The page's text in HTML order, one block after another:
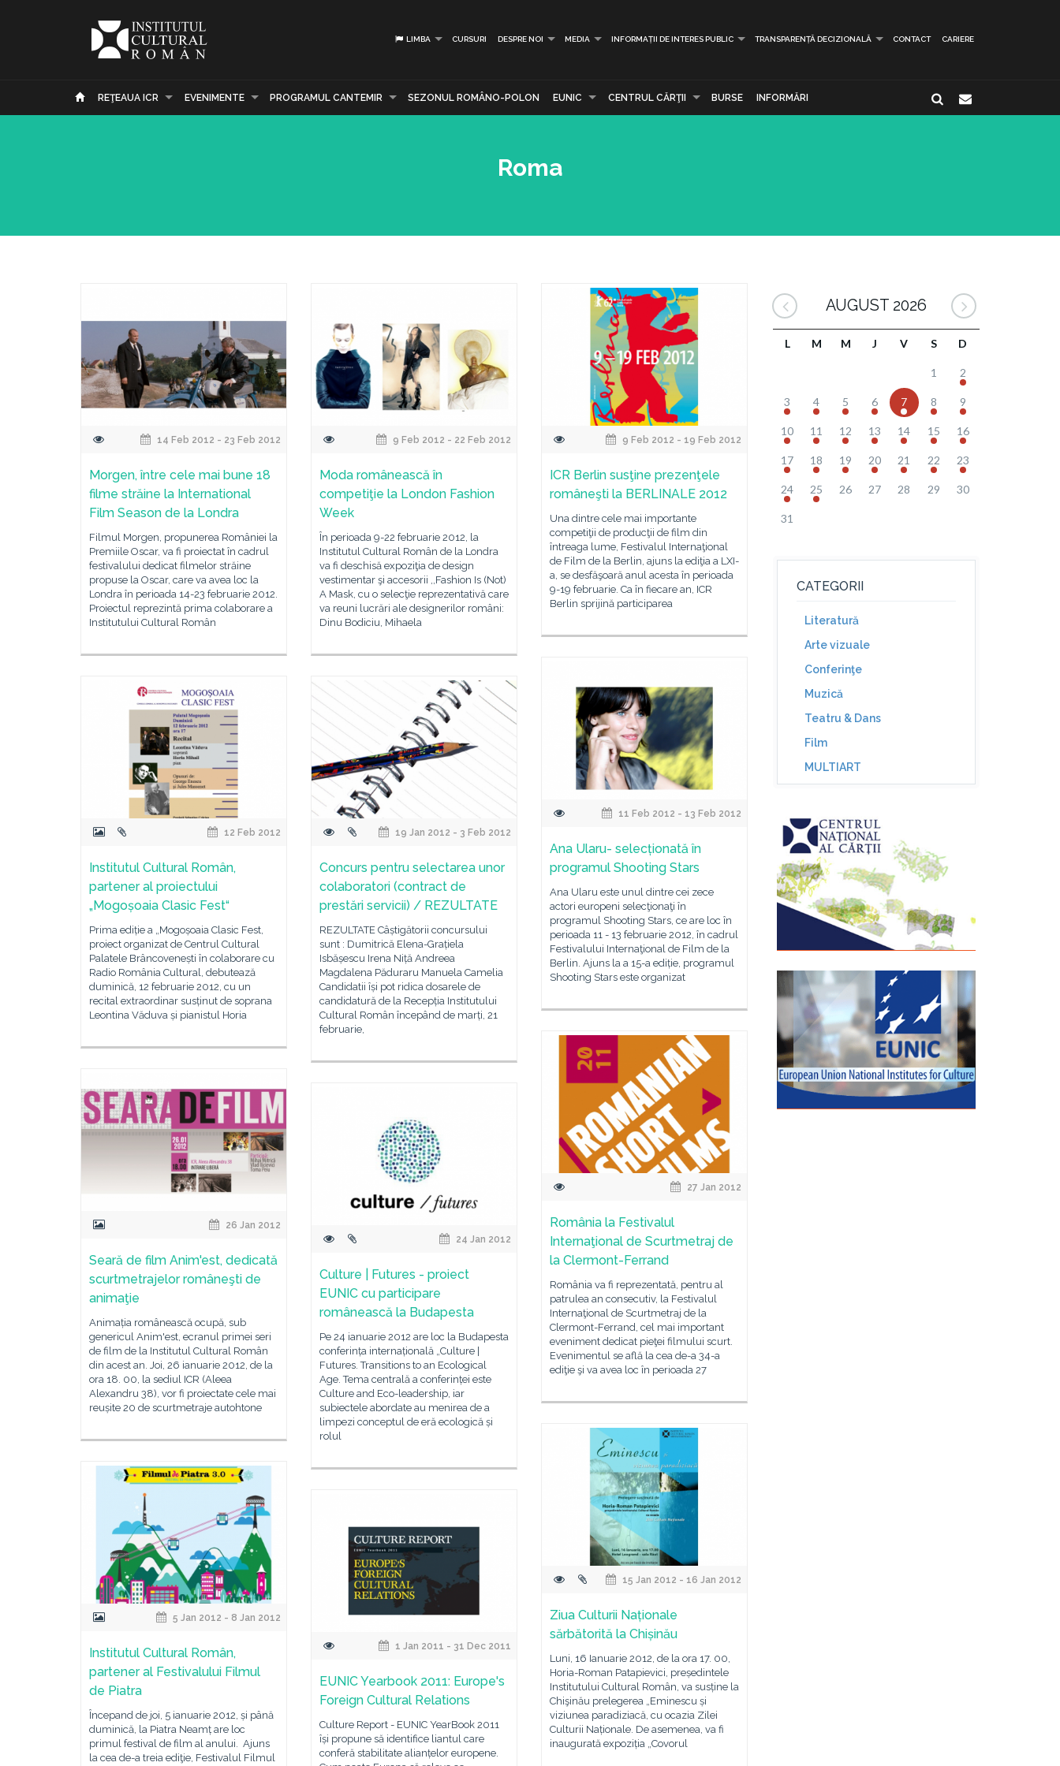
LIMBA CURSURI DESPRE NOI MEDIA INFORMAȚII DE INTERES PUBLIC TRANSPARENȚĂ DECIZIONALĂ CONTACT CARIERE
REŢEAUA ICR EVENIMENTE PROGRAMUL CANTEMIR SEZONUL ROMÂNO-POLON EUNIC CENTRUL CĂRŢII BURSE INFORMĂRI
Roma
14 Feb 2012 - 23 Feb 2012
Morgen, între cele mai bune 18
filme străine la International
Film Season de la Londra
Filmul Morgen, propunerea României la
Premiile Oscar, va fi proiectat în cadrul
festivalului dedicat filmelor străine
propuse la Oscar, care va avea loc la
Londra în perioada 14-23 februarie 2012.
Proiectul reprezintă prima colaborare a
Institutului Cultural Român
9 Feb 2012 - 22 Feb 2012
Moda românească în
competiţie la London Fashion
Week
În perioada 9-22 februarie 2012, la
Institutul Cultural Român de la Londra
va fi deschisă expoziţia de design
vestimentar şi accesorii ,,Fashion Is (Not)
A Mask, cu o selecţie reprezentativă care
va reuni lucrări ale designerilor români:
Dinu Bodiciu, Mihaela
9 Feb 2012 - 19 Feb 2012
ICR Berlin susţine prezenţele
româneşti la BERLINALE 2012
Una dintre cele mai importante
competiţii de producţii de film din
întreaga lume, Festivalul Internaţional
de Film de la Berlin, ajuns la ediţia a LXI-
a, se desfăşoară anul acesta în perioada
9-19 februarie. Ca în fiecare an, ICR
Berlin sprijină participarea
11 Feb 2012 - 13 Feb 2012
Ana Ularu- selecționată în
programul Shooting Stars
Ana Ularu este unul dintre cei zece
actori europeni selecţionaţi în
programul Shooting Stars, ce are loc în
perioada 11 - 13 februarie 2012, în cadrul
Festivalului Internaţional de Film de la
Berlin. Ajuns la a 15-a ediție, programul
Shooting Stars este organizat
12 Feb 2012
Institutul Cultural Român,
partener al proiectului
„Mogoșoaia Clasic Fest“
Prima ediție a „Mogoșoaia Clasic Fest,
proiect organizat de Centrul Cultural
Palatele Brâncovenești în colaborare cu
Radio România Cultural, debutează
duminică, 12 februarie 2012, cu un
recital extraordinar susținut de soprana
Leontina Văduva și pianistul Horia
19 Jan 2012 - 3 Feb 2012
Concurs pentru selectarea unor
colaboratori (contract de
prestări servicii) / REZULTATE
REZULTATE Câștigătorii concursului
sunt : Dumitrică Elena-Grațiela
Isbășescu Irena Niță Andreea
Magdalena Păduraru Manuela Camelia
Candidatii își pot ridica dosarele de
candidatură de la Recepția Institutului
Cultural Român începând de marți, 21
februarie,
27 Jan 2012
România la Festivalul
Internaţional de Scurtmetraj de
la Clermont-Ferrand
România va fi reprezentată, pentru al
patrulea an consecutiv, la Festivalul
Internaţional de Scurtmetraj de la
Clermont-Ferrand, cel mai important
eveniment dedicat pieţei filmului scurt.
Evenimentul se află la cea de-a 34-a
ediţie şi va avea loc în perioada 27
26 Jan 2012
Seară de film Anim'est, dedicată
scurtmetrajelor româneşti de
animaţie
Animația românească ocupă, sub
genericul Anim'est, ecranul primei seri
de film de la Institutul Cultural Român
din acest an. Joi, 26 ianuarie 2012, de la
ora 18. 00, la sediul ICR (Aleea
Alexandru 38), vor fi proiectate cele mai
reușite 20 de scurtmetraje autohtone
24 Jan 2012
Culture | Futures - proiect
EUNIC cu participare
românească la Budapesta
Pe 24 ianuarie 2012 are loc la Budapesta
conferința internațională „Culture |
Futures. Transitions to an Ecological
Age. Tema centrală a conferinței este
Culture and Eco-leadership, iar
subiectele abordate au menirea de a
limpezi conceptul de eră ecologică și
rolul
15 Jan 2012 - 16 Jan 2012
Ziua Culturii Naționale
sărbătorită la Chișinău
Luni, 16 Ianuarie 2012, de la ora 17. 00,
Horia-Roman Patapievici, președintele
Institutului Cultural Român, va susține la
Chişinău prelegerea „Eminescu și
viziunea paradiziacă, cu ocazia Zilei
Culturii Naționale. De asemenea, va fi
inaugurată expoziția „Covorul
5 Jan 2012 - 8 Jan 2012
Institutul Cultural Român,
partener al Festivalului Filmul
de Piatra
Începand de joi, 5 ianuarie 2012, și până
duminică, la Piatra Neamț are loc
primul festival de film al anului. Ajuns
la cea de-a treia ediţie, Festivalul Filmul
1 Jan 2011 - 31 Dec 2011
EUNIC Yearbook 2011: Europe's
Foreign Cultural Relations
Culture Report - EUNIC YearBook 2011
își propune să identifice liantul care
conferă stabilitate alianțelor europene.
AUGUST 2026
L M M J V S D
1 2
3 4 5 6 7 8 9
10 11 12 13 14 15 16
17 18 19 20 21 22 23
24 25 26 27 28 29 30
31
CATEGORII
Literatură
Arte vizuale
Conferinţe
Muzică
Teatru & Dans
Film
MULTIART